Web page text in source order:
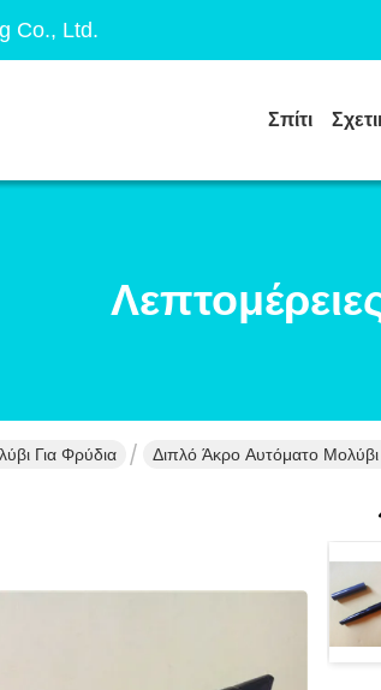
Co., Ltd.
Σπίτι
Για Φρύδια Διπλό Άκρο Αυτόματο